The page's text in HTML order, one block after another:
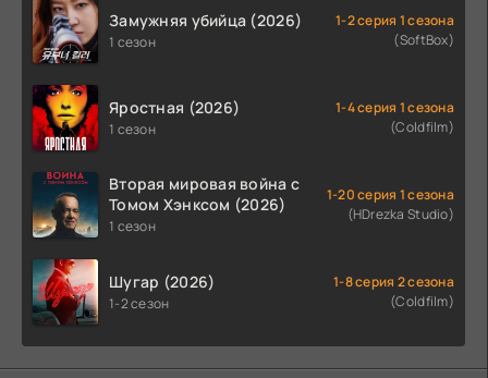
Замужняя убийца (2026)
1 сезон
1-2 серия 1 сезона
(SoftBox)
Яростная (2026)
1 сезон
1-4 серия 1 сезона
(Coldfilm)
Вторая мировая война с
Томом Хэнксом (2026)
1 сезон
1-20 серия 1 сезона
(HDrezka Studio)
Шугар (2026)
1-2 сезон
1-8 серия 2 сезона
(Coldfilm)